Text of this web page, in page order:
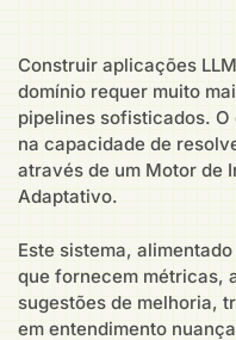
Construir aplicações
domínio requer muito
pipelines sofisticados.
na capacidade de
através de um Motor de
Adaptativo.
Este sistema,
que fornecem métricas,
sugestões de melhoria,
em entendimento